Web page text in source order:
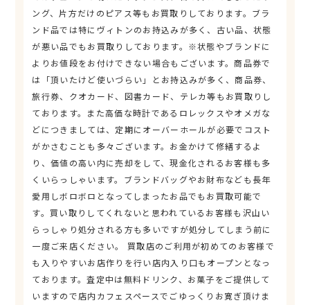
ング、片方だけのピアス等もお買取りしております。ブラ
ンド品では特にヴィトンのお持込みが多く、古い品、状態
が悪い品でもお買取りしております。※状態やブランドに
よりお値段をお付けできない場合もございます。商品券で
は「頂いたけど使いづらい」とお持込みが多く、商品券、
旅行券、クオカード、図書カード、テレカ等もお買取りし
ております。また高価な時計であるロレックスやオメガな
どにつきましては、定期にオーバーホールが必要でコスト
がかさむことも多々ございます。お金かけて修繕するよ
り、価値の高い内に売却をして、現金化されるお客様も多
くいらっしゃいます。ブランドバッグやお財布なども長年
愛用しボロボロとなってしまったお品でもお買取可能で
す。買い取りしてくれないと思われているお客様も沢山い
らっしゃり処分される方も多いですが処分してしまう前に
一度ご来店ください。 買取店のご利用が初めてのお客様で
も入りやすいお店作りを行い店内入り口もオープンとなっ
ております。査定中は無料ドリンク、お菓子をご提供して
いますので店内カフェスペースでごゆっくりお寛ぎ頂けま